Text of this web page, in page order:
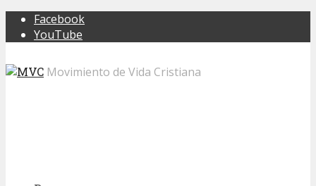
Facebook
YouTube
Movimiento de Vida Cristiana